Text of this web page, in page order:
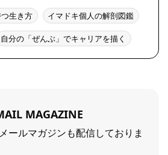
生き方 イマドキ個人の解剖図鑑
自分の「ぜんぶ」でキャリアを描く
MAGAZINE
ールマガジンも配信しておりま